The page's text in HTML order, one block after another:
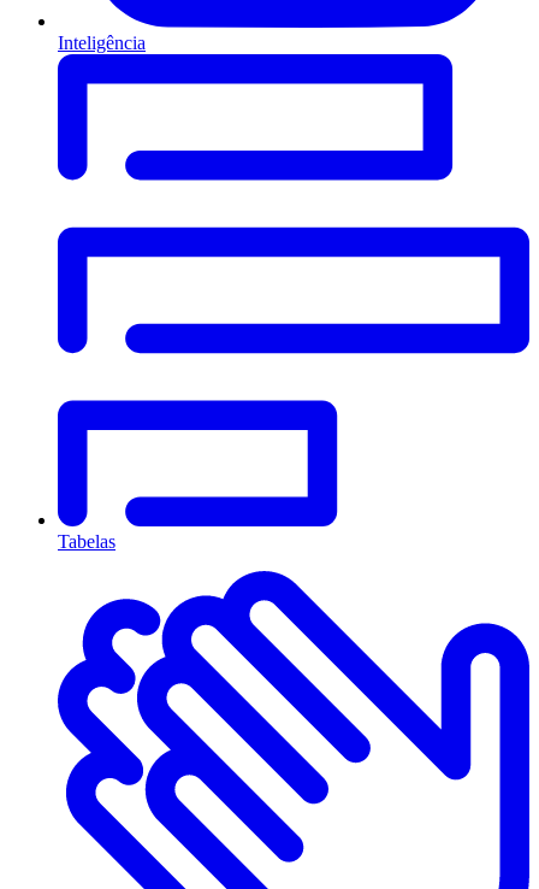
Inteligência
Tabelas